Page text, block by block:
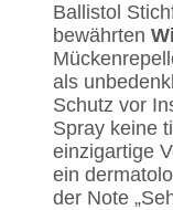
Ballistol
bewährten
als
Schutz vor
Spray keine
einzigartige
ein
der Note